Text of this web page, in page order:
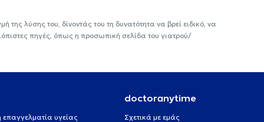
λύσης του, δίνοντάς του τη δυνατότητα να βρεί ειδικό, να
πηγές, όπως η προσωπική σελίδα του γιατρού/
επαγγελματία υγείας
doctoranytime
Σχετικά με εμάς